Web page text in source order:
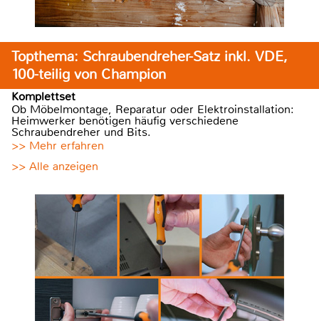
Topthema: Schraubendreher-Satz inkl. VDE,
100-teilig von Champion
Komplettset
Ob Möbelmontage, Reparatur oder Elektroinstallation:
Heimwerker benötigen häufig verschiedene
Schraubendreher und Bits.
>> Mehr erfahren
>> Alle anzeigen